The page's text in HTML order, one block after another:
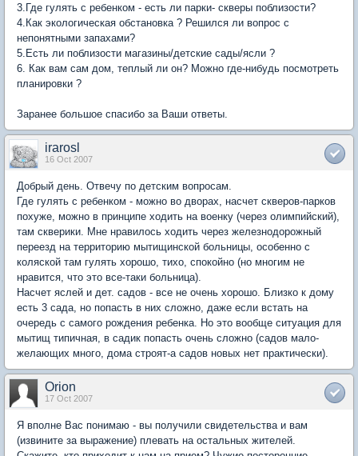
3.Где гулять с ребенком - есть ли парки- скверы поблизости?
4.Как экологическая обстановка ? Решился ли вопрос с
непонятными запахами?
5.Есть ли поблизости магазины/детские сады/ясли ?
6. Как вам сам дом, теплый ли он? Можно где-нибудь посмотреть
планировки ?
Заранее большое спасибо за Ваши ответы.
irarosl
16 Oct 2007
Добрый день. Отвечу по детским вопросам.
Где гулять с ребенком - можно во дворах, насчет скверов-парков
похуже, можно в принципе ходить на военку (через олимпийский),
там скверики. Мне нравилось ходить через железнодорожный
переезд на территорию мытищинской больницы, особенно с
коляской там гулять хорошо, тихо, спокойно (но многим не
нравится, что это все-таки больница).
Насчет яслей и дет. садов - все не очень хорошо. Близко к дому
есть 3 сада, но попасть в них сложно, даже если встать на
очередь с самого рождения ребенка. Но это вообще ситуация для
мытищ типичная, в садик попасть очень сложно (садов мало-
желающих много, дома строят-а садов новых нет практически).
Orion
17 Oct 2007
Я вполне Вас понимаю - вы получили свидетельства и вам
(извините за выражение) плевать на остальных жителей.